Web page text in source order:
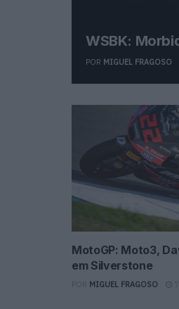
WSBK:
POR MIGUEL FRAGOSO
MotoGP: Moto3,
em Silverstone
MIGUEL FRAGOSO